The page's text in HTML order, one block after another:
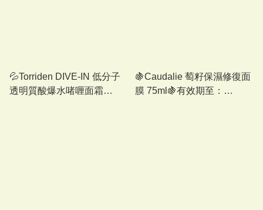
💦Torriden DIVE-IN 低分子
透明質酸爆水啫喱面霜
🍇Caudalie 萄籽保濕修復面
膜 75ml🍇有效期至：